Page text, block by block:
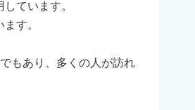
ています。
す。
もあり、多くの人が訪れ